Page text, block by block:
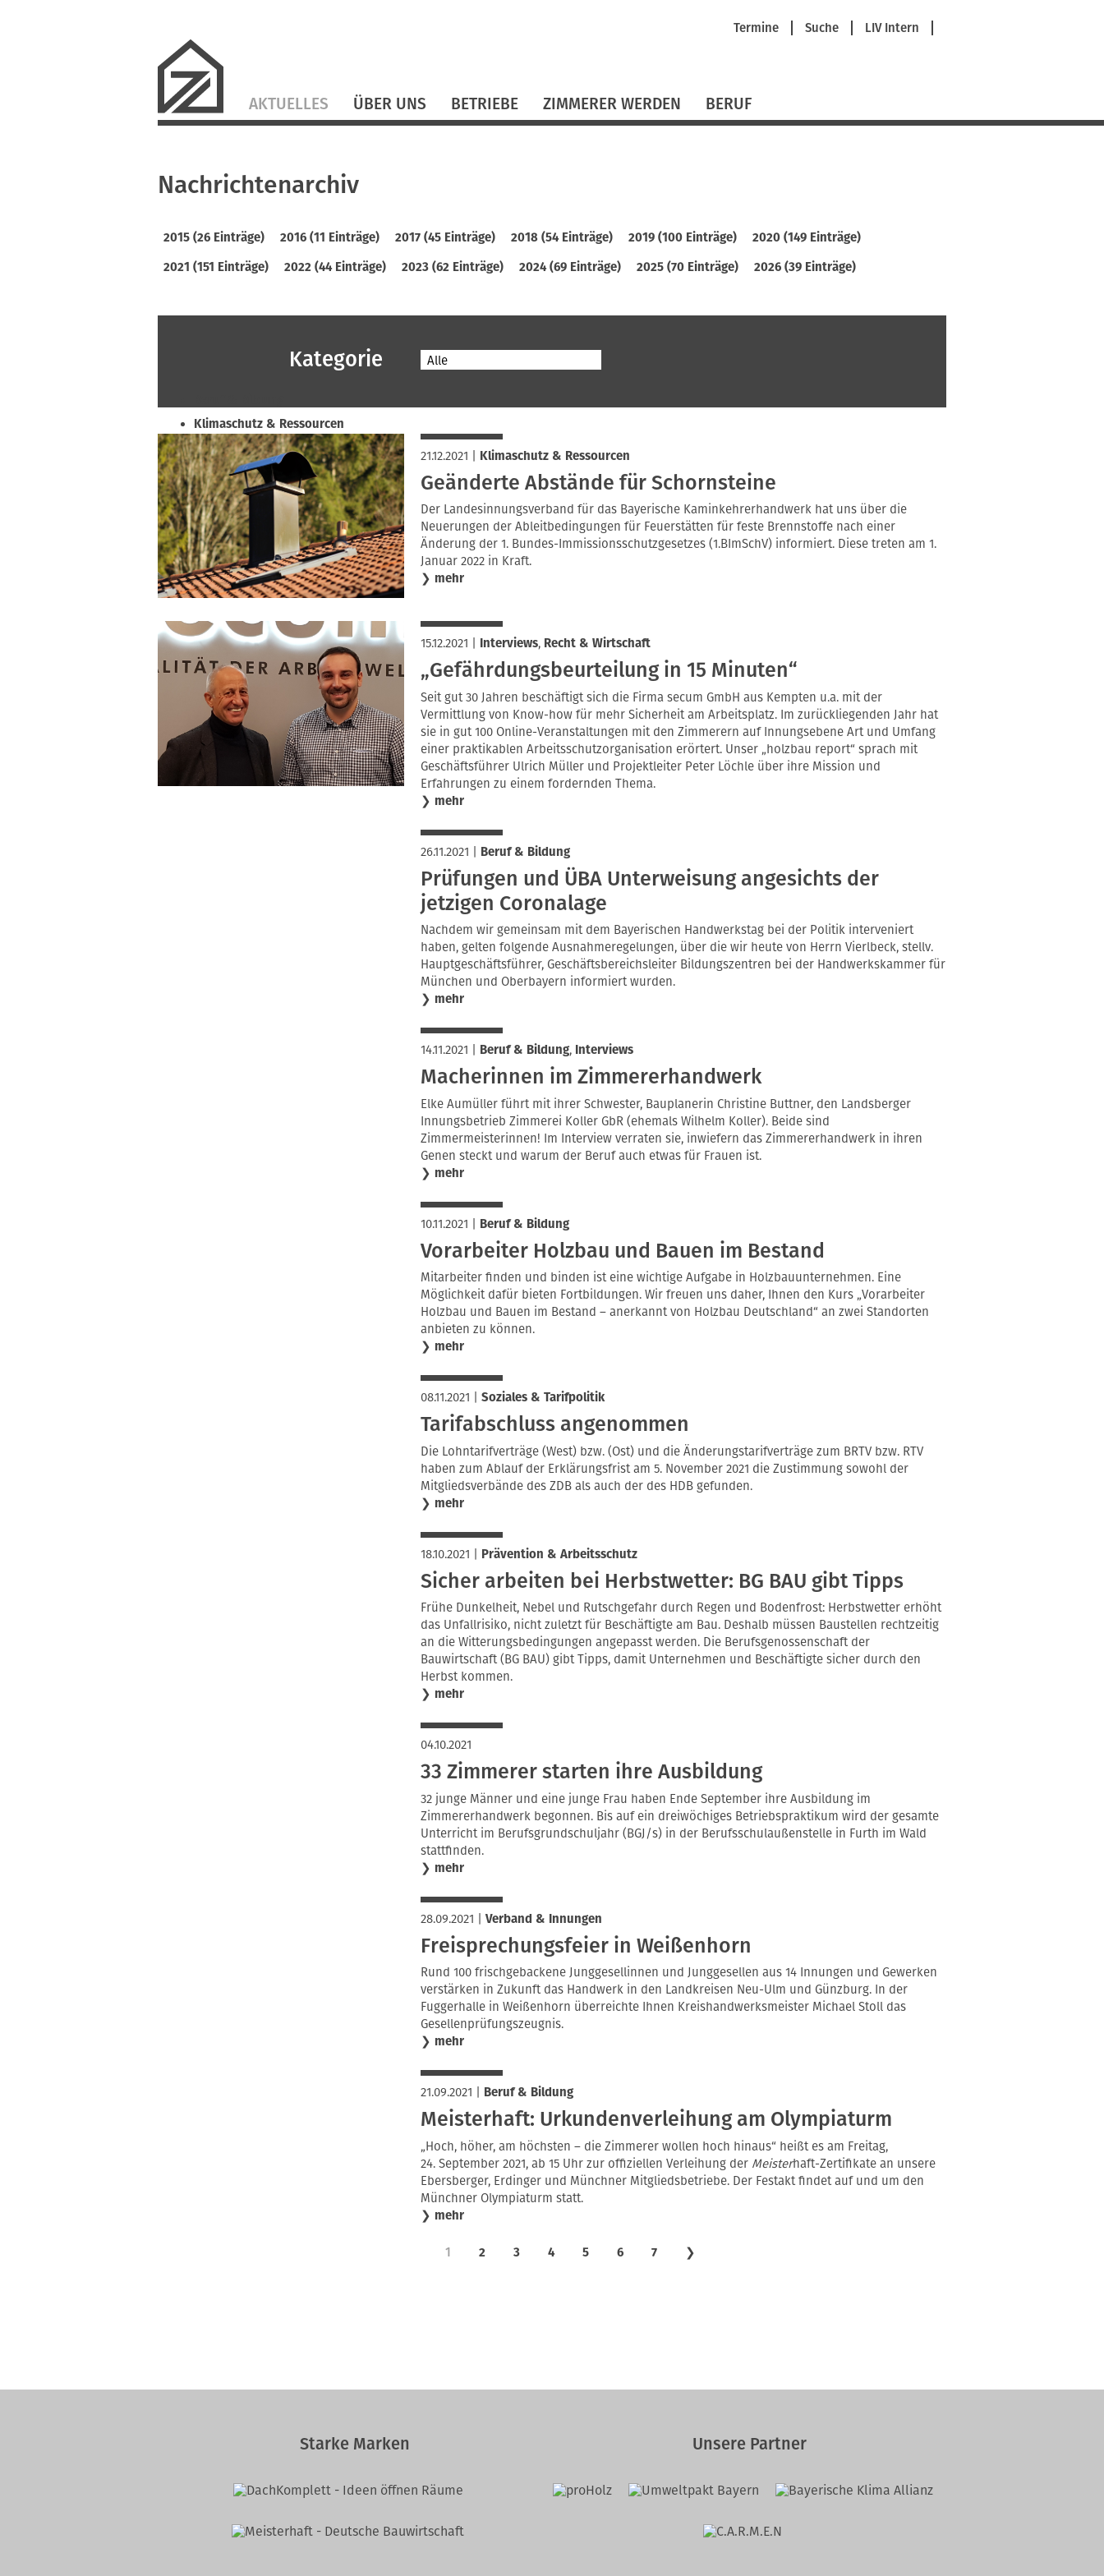
Navigation
Termine Suche LIV Intern
überspringen
AKTUELLES ÜBER UNS BETRIEBE ZIMMERER WERDEN BERUF
Nachrichtenarchiv
2015 (26 Einträge) 2016 (11 Einträge) 2017 (45 Einträge) 2018 (54 Einträge) 2019 (100 Einträge)
2020 (149 Einträge)
2021 (151 Einträge)
2022 (44 Einträge) 2023 (62 Einträge) 2024 (69 Einträge) 2025 (70 Einträge) 2026 (39 Einträge)
Kategorie Alle
Klimaschutz & Ressourcen
Normen & Fachregeln
Prävention & Arbeitsschutz
Recht & Wirtschaft
Soziales & Tarifpolitik
Verband & Innungen
Interviews
Innung
21.12.2021 Klimaschutz & Ressourcen
Geänderte Abstände für Schornsteine
Der Landesinnungsverband für das Bayerische Kaminkehrerhandwerk hat uns über die
Neuerungen der Ableitbedingungen für Feuerstätten für feste Brennstoffe nach einer
Änderung der 1. Bundes-Immissionsschutzgesetzes (1.BImSchV) informiert. Diese treten am 1.
Januar 2022 in Kraft.
❯ mehr
15.12.2021 Interviews, Recht & Wirtschaft
„Gefährdungsbeurteilung in 15 Minuten“
Seit gut 30 Jahren beschäftigt sich die Firma secum GmbH aus Kempten u.a. mit der
Vermittlung von Know-how für mehr Sicherheit am Arbeitsplatz. Im zurückliegenden Jahr hat
sie in gut 100 Online-Veranstaltungen mit den Zimmerern auf Innungsebene Art und Umfang
einer praktikablen Arbeitsschutzorganisation erörtert. Unser „holzbau report“ sprach mit
Geschäftsführer Ulrich Müller und Projektleiter Peter Löchle über ihre Mission und
Erfahrungen zu einem fordernden Thema.
❯ mehr
26.11.2021 Beruf & Bildung
Prüfungen und ÜBA Unterweisung angesichts der
jetzigen Coronalage
Nachdem wir gemeinsam mit dem Bayerischen Handwerkstag bei der Politik interveniert
haben, gelten folgende Ausnahmeregelungen, über die wir heute von Herrn Vierlbeck, stellv.
Hauptgeschäftsführer, Geschäftsbereichsleiter Bildungszentren bei der Handwerkskammer für
München und Oberbayern informiert wurden.
❯ mehr
14.11.2021 Beruf & Bildung, Interviews
Macherinnen im Zimmererhandwerk
Elke Aumüller führt mit ihrer Schwester, Bauplanerin Christine Buttner, den Landsberger
Innungsbetrieb Zimmerei Koller GbR (ehemals Wilhelm Koller). Beide sind
Zimmermeisterinnen! Im Interview verraten sie, inwiefern das Zimmererhandwerk in ihren
Genen steckt und warum der Beruf auch etwas für Frauen ist.
❯ mehr
10.11.2021 Beruf & Bildung
Vorarbeiter Holzbau und Bauen im Bestand
Mitarbeiter finden und binden ist eine wichtige Aufgabe in Holzbauunternehmen. Eine
Möglichkeit dafür bieten Fortbildungen. Wir freuen uns daher, Ihnen den Kurs „Vorarbeiter
Holzbau und Bauen im Bestand – anerkannt von Holzbau Deutschland“ an zwei Standorten
anbieten zu können.
❯ mehr
08.11.2021 Soziales & Tarifpolitik
Tarifabschluss angenommen
Die Lohntarifverträge (West) bzw. (Ost) und die Änderungstarifverträge zum BRTV bzw. RTV
haben zum Ablauf der Erklärungsfrist am 5. November 2021 die Zustimmung sowohl der
Mitgliedsverbände des ZDB als auch der des HDB gefunden.
❯ mehr
18.10.2021 Prävention & Arbeitsschutz
Sicher arbeiten bei Herbstwetter: BG BAU gibt Tipps
Frühe Dunkelheit, Nebel und Rutschgefahr durch Regen und Bodenfrost: Herbstwetter erhöht
das Unfallrisiko, nicht zuletzt für Beschäftigte am Bau. Deshalb müssen Baustellen rechtzeitig
an die Witterungsbedingungen angepasst werden. Die Berufsgenossenschaft der
Bauwirtschaft (BG BAU) gibt Tipps, damit Unternehmen und Beschäftigte sicher durch den
Herbst kommen.
❯ mehr
04.10.2021
33 Zimmerer starten ihre Ausbildung
32 junge Männer und eine junge Frau haben Ende September ihre Ausbildung im
Zimmererhandwerk begonnen. Bis auf ein dreiwöchiges Betriebspraktikum wird der gesamte
Unterricht im Berufsgrundschuljahr (BGJ/s) in der Berufsschulaußenstelle in Furth im Wald
stattfinden.
❯ mehr
28.09.2021 Verband & Innungen
Freisprechungsfeier in Weißenhorn
Rund 100 frischgebackene Junggesellinnen und Junggesellen aus 14 Innungen und Gewerken
verstärken in Zukunft das Handwerk in den Landkreisen Neu-Ulm und Günzburg. In der
Fuggerhalle in Weißenhorn überreichte Ihnen Kreishandwerksmeister Michael Stoll das
Gesellenprüfungszeugnis.
❯ mehr
21.09.2021 Beruf & Bildung
Meisterhaft: Urkundenverleihung am Olympiaturm
„Hoch, höher, am höchsten – die Zimmerer wollen hoch hinaus“ heißt es am Freitag,
24. September 2021, ab 15 Uhr zur offiziellen Verleihung der Meisterhaft-Zertifikate an unsere
Ebersberger, Erdinger und Münchner Mitgliedsbetriebe. Der Festakt findet auf und um den
Münchner Olympiaturm statt.
❯ mehr
1 2 3 4 5 6 7 ❯
Starke Marken Unsere Partner